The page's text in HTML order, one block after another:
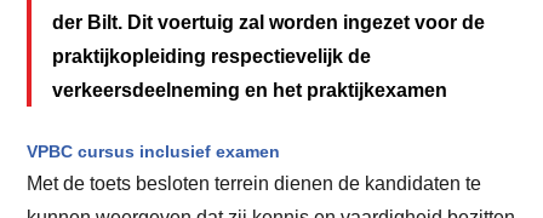
der Bilt. Dit voertuig zal worden ingezet voor de
praktijkopleiding respectievelijk de
verkeersdeelneming en het praktijkexamen
VPBC cursus inclusief examen
Met de toets besloten terrein dienen de kandidaten te